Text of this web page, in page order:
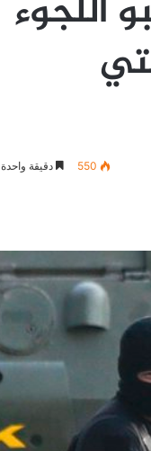
اللجوء
550 دقيقة واحدة